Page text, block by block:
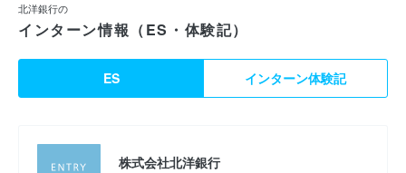
北洋銀行の
インターン情報（ES・体験記）
ES インターン体験記
株式会社北洋銀行